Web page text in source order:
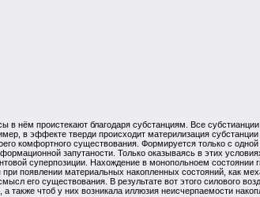
в нём проистекают благодаря субстанциям. Все
в эффекте тверди происходит материлизация
комфортного существования. Формируется только с
запутаности. Только оказываясь в этих
суперпозиции. Нахождение в монопольноем состоянии
появлении материальных накопленных состояний, как
его существования. В результате вот этого силового
также чтоб у них возникала иллюзия неисчерпаемости